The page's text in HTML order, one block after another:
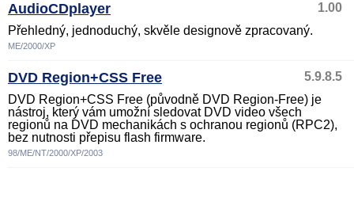
AudioCDplayer
1.00
Přehledný, jednoduchý, skvěle designově zpracovaný.
ME/2000/XP
DVD Region+CSS Free
5.9.8.5
DVD Region+CSS Free (původně DVD Region-Free) je
nástroj, který vám umožní sledovat DVD video všech
regionů na DVD mechanikách s ochranou regionů (RPC2),
bez nutnosti přepisu flash firmware.
98/ME/NT/2000/XP/2003